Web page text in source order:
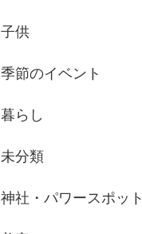
子供
季節のイベント
暮らし
未分類
神社・パワースポット